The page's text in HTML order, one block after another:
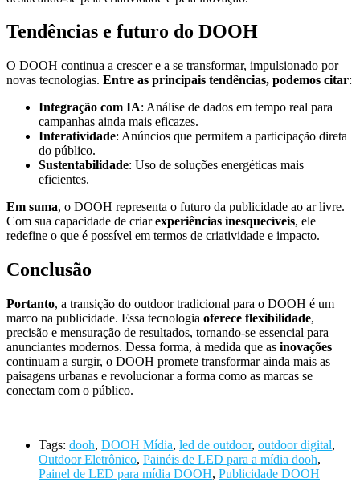
Tendências e futuro do DOOH
O DOOH continua a crescer e a se transformar, impulsionado por
novas tecnologias. Entre as principais tendências, podemos citar:
Integração com IA: Análise de dados em tempo real para
campanhas ainda mais eficazes.
Interatividade: Anúncios que permitem a participação direta
do público.
Sustentabilidade: Uso de soluções energéticas mais
eficientes.
Em suma, o DOOH representa o futuro da publicidade ao ar livre.
Com sua capacidade de criarexperiências inesquecíveis, ele
redefine o que é possível em termos de criatividade e impacto.
Conclusão
Portanto, a transição do outdoor tradicional para o DOOH é um
marco na publicidade. Essa tecnologia oferece flexibilidade,
precisão e mensuração de resultados, tornando-se essencial para
anunciantes modernos. Dessa forma, à medida que as inovações
continuam a surgir, o DOOH promete transformar ainda mais as
paisagens urbanas e revolucionar a forma como as marcas se
conectam com o público.
Tags: dooh, DOOH Mídia, led de outdoor, outdoor digital,
Outdoor Eletrônico, Painéis de LED para a mídia dooh,
Painel de LED para mídia DOOH, Publicidade DOOH